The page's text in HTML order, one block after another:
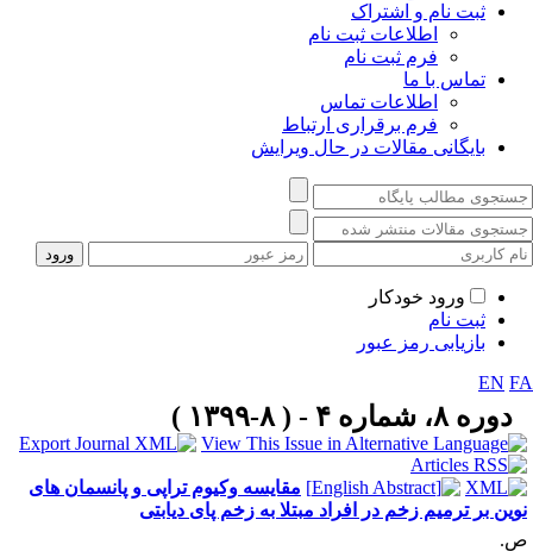
ثبت نام و اشتراک
اطلاعات ثبت نام
فرم ثبت نام
تماس با ما
اطلاعات تماس
فرم برقراری ارتباط
بایگانی مقالات در حال ویرایش
ورود خودکار
ثبت نام
بازیابی رمز عبور
EN
دوره ۸، شماره ۴ - ( ۸-۱۳۹۹ )
مقایسه وکیوم تراپی و پانسمان های
بر ترمیم زخم در افراد مبتلا به زخم پای دیابتی